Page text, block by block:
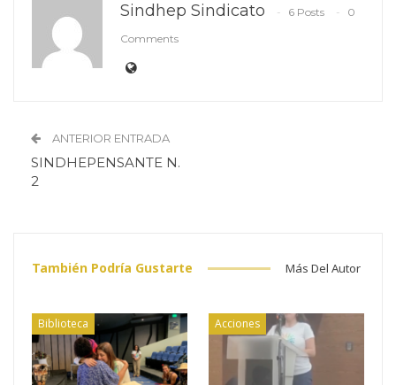
Sindhep Sindicato 6 Posts
0
Comments
ANTERIOR ENTRADA
SINDHEPENSANTE N.
2
También Podría Gustarte Más Del Autor
Biblioteca Acciones